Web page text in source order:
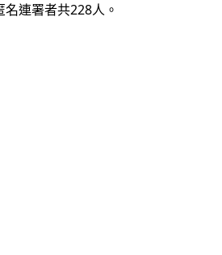
連署者共228人。